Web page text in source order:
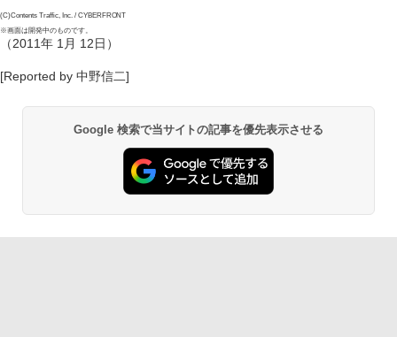
(C)Contents Traffic, Inc. / CYBERFRONT
※画面は開発中のものです。
（2011年 1月 12日）
[Reported by 中野信二]
Google 検索で当サイトの記事を優先表示させる